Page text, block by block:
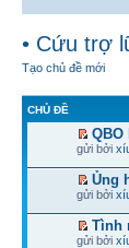
• Cứu trợ
Tạo chủ đề mới
CHỦ ĐỀ
gửi bởi
Ủng
gửi bởi
Tình
gửi bởi